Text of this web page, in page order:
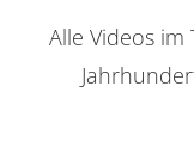
Alle Videos im